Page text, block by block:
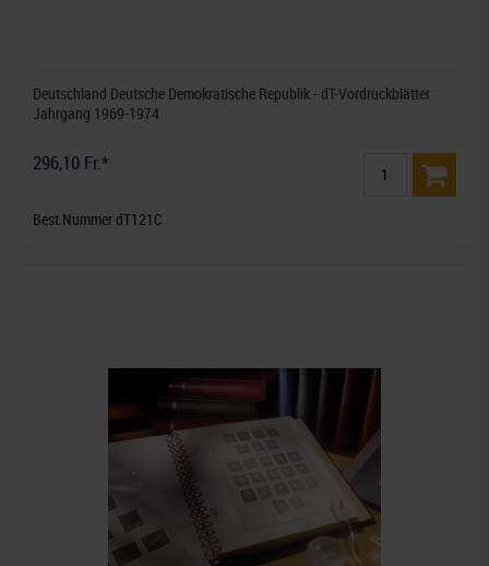
Deutschland Deutsche Demokratische Republik - dT-Vordruckblätter
Jahrgang 1969-1974
296,10 Fr.*
Best.Nummer dT121C